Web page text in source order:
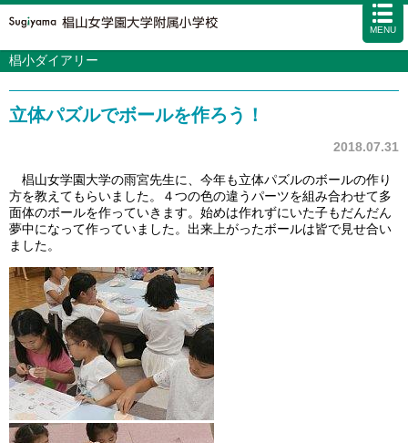
MENU
学校案内 カリキュラム
入試情報
アクセス 資料請求 お問い合わせ サイトマップ
椙小ダイアリー
立体パズルでボールを作ろう！
2018.07.31
椙山女学園大学の雨宮先生に、今年も立体パズルのボールの作り
方を教えてもらいました。４つの色の違うパーツを組み合わせて多
面体のボールを作っていきます。始めは作れずにいた子もだんだん
夢中になって作っていました。出来上がったボールは皆で見せ合い
ました。